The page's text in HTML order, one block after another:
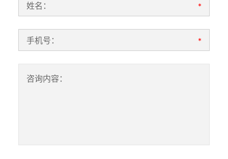
姓名： *
手机号： *
咨询内容：